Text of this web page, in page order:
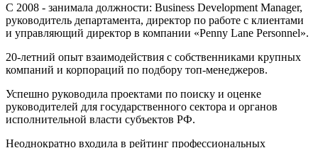
С 2008 - занимала должности: Business Development Manager,
руководитель департамента, директор по работе с клиентами
и управляющий директор в компании «Penny Lane Personnel».
20-летний опыт взаимодействия с собственниками крупных
компаний и корпораций по подбору топ-менеджеров.
Успешно руководила проектами по поиску и оценке
руководителей для государственного сектора и органов
исполнительной власти субъектов РФ.
Неоднократно входила в рейтинг профессиональных